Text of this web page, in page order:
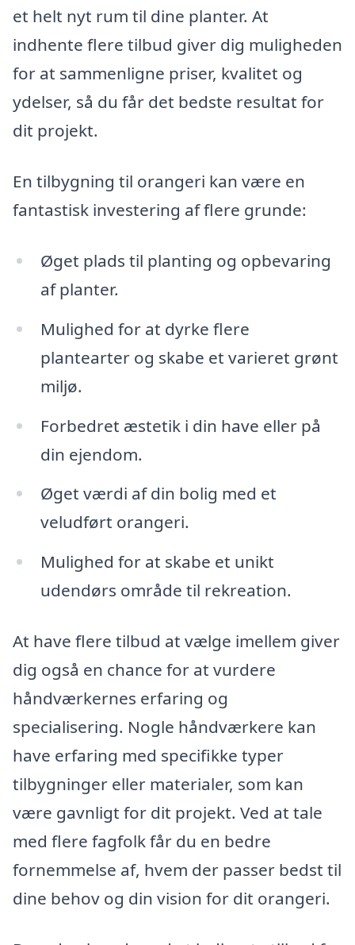
et helt nyt rum til dine planter. At
indhente flere tilbud giver dig muligheden
for at sammenligne priser, kvalitet og
ydelser, så du får det bedste resultat for
dit projekt.
En tilbygning til orangeri kan være en
fantastisk investering af flere grunde:
Øget plads til planting og opbevaring
af planter.
Mulighed for at dyrke flere
plantearter og skabe et varieret grønt
miljø.
Forbedret æstetik i din have eller på
din ejendom.
Øget værdi af din bolig med et
veludført orangeri.
Mulighed for at skabe et unikt
udendørs område til rekreation.
At have flere tilbud at vælge imellem giver
dig også en chance for at vurdere
håndværkernes erfaring og
specialisering. Nogle håndværkere kan
have erfaring med specifikke typer
tilbygninger eller materialer, som kan
være gavnligt for dit projekt. Ved at tale
med flere fagfolk får du en bedre
fornemmelse af, hvem der passer bedst til
dine behov og din vision for dit orangeri.